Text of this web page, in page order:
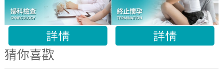
猜你喜歡